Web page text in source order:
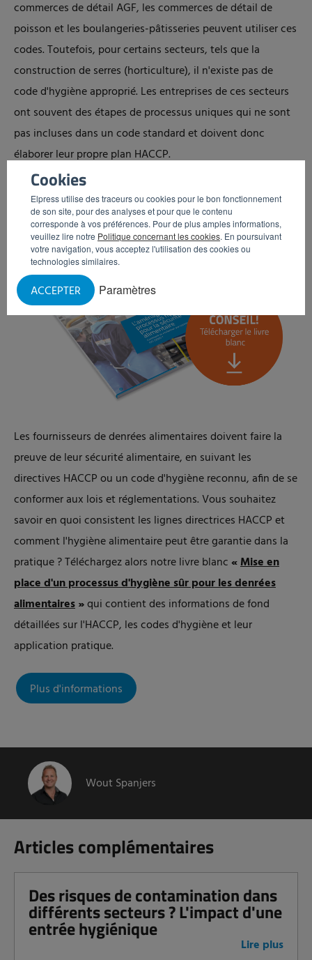
Cookies
Elpress utilise des traceurs ou cookies pour le bon fonctionnement
de son site, pour des analyses et pour que le contenu
corresponde à vos préférences. Pour de plus amples informations,
veuillez lire notre Politique concernant les cookies. En poursuivant
votre navigation, vous acceptez l'utilisation des cookies ou
technologies similaires.
Paramètres
ACCEPTER
commerces de détail AGF, les commerces de détail de
poisson et les boulangeries-pâtisseries peuvent utiliser ces
codes. Toutefois, pour certains secteurs, tels que la
construction de serres (horticulture), il n'existe pas de
code d'hygiène approprié. Les entreprises de ces secteurs
ont souvent des étapes de processus uniques qui ne sont
pas incluses dans un code standard et doivent donc
élaborer leur propre plan HACCP.
Plus d'informations sur la sécurité
alimentaire
Les fournisseurs de denrées alimentaires doivent faire la
preuve de leur sécurité alimentaire, en suivant les
directives HACCP ou un code d'hygiène reconnu, afin de se
conformer aux lois et réglementations. Vous souhaitez
savoir en quoi consistent les lignes directrices HACCP et
comment l'hygiène alimentaire peut être garantie dans la
pratique ? Téléchargez alors notre livre blanc«Mise en
place d'un processus d'hygiène sûr pour les denrées
alimentaires»qui contient des informations de fond
détaillées sur l'HACCP, les codes d'hygiène et leur
application pratique.
Plus d'informations
Wout Spanjers
Articles complémentaires
Des risques de contamination dans
différents secteurs ? L'impact d'une
entrée hygiénique
Lire plus